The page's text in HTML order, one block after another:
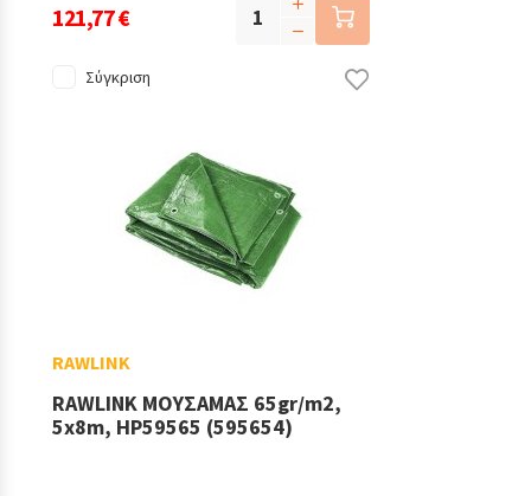
121,77 €
Σύγκριση
RAWLINK
RAWLINK ΜΟΥΣΑΜΑΣ 65gr/m2,
5x8m, HP59565 (595654)